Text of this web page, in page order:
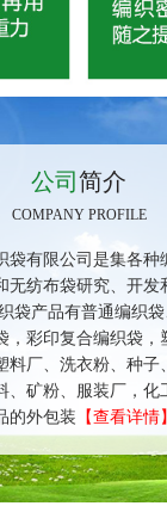
公司 简介
COMPANY PROFILE
袋有限公司是集各种
无纺布袋研究、开发
袋产品有普通编织
，彩印复合编织袋，
料厂、洗衣粉、种子
、矿粉、服装厂，化
的外包装 【查看详情】